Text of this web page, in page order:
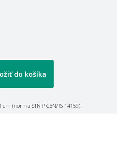
do košíka
(norma STN P CEN/TS 14159).